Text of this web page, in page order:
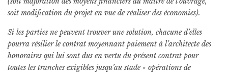
soit modification du projet en vue de réaliser des économies).
Si les parties ne peuvent trouver une solution, chacune d’elles
pourra résilier le contrat moyennant paiement à l’architecte des
honoraires qui lui sont dus en vertu du présent contrat pour
toutes les tranches exigibles jusqu’au stade « opérations de